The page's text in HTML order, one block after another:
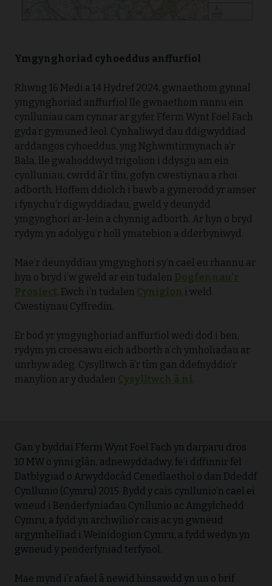
Ymgynghoriad cyhoeddus anffurfiol
Rhwng 16 Medi a 14 Hydref 2024, gwnaethom gynnal
ymgynghoriad anffurfiol lle gwnaethom rannu ein
cynlluniau cam cynnar ar gyfer Fferm Wynt Foel Fach
gyda’r gymuned leol. Cynhaliwyd dau ddigwyddiad
arddangos cyhoeddus, yng Nghwmtirmynach a’r
Bala, lle gwahoddwyd trigolion i ddysgu am ein
cynlluniau, cwrdd â’r tîm, gofyn cwestiynau a rhoi
adborth. Hoffem ddiolch i bawb a gymerodd yr amser
i fynychu’r digwyddiadau, gweld y deunydd
ymgynghori ar-lein a chynnig adborth. Ar hyn o bryd
rydym yn adolygu’r holl ymatebion a dderbyniwyd.
Mae’r deunyddiau ymgynghori sy’n cael eu rhannu ar
hyn o bryd i’w gweld ar ein tudalen Dogfennau’r
Prosiect. Ewch i’n tudalen Cynigion i weld
Cwestiynau Cyffredin.
Er bod yr ymgynghoriad anffurfiol wedi dod i ben,
rydym yn croesawu eich adborth a’ch ymholiadau ar
unrhyw adeg. Cysylltwch â’r tîm gan ddefnyddio’r
manylion ar y dudalen Cysylltwch â ni.
Gan y byddai Fferm Wynt Foel Fach yn darparu dros
10 MW o ynni glân, adnewyddadwy, fe’i diffinnir fel
Datblygiad o Arwyddocâd Cenedlaethol o dan Ddeddf
Cynllunio (Cymru) 2015. Bydd y cais cynllunio’n cael ei
wneud i Benderfyniadau Cynllunio ac Amgylchedd
Cymru, a fydd yn archwilio’r cais ac yn gwneud
argymhelliad i Weinidogion Cymru, a fydd wedyn yn
gwneud y penderfyniad terfynol.
Mae mynd i’r afael â newid hinsawdd yn un o brif